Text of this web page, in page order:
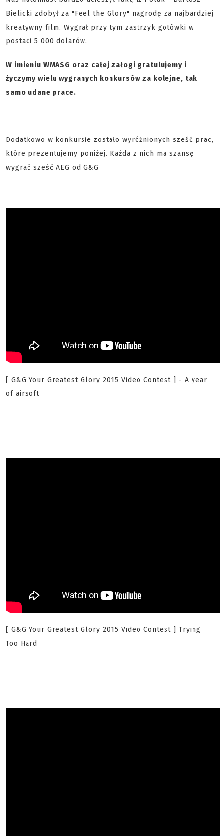
Bielicki zdobył za "Feel the Glory" nagrodę za najbardziej
kreatywny film. Wygrał przy tym zastrzyk gotówki w
postaci 5 000 dolarów.
W imieniu WMASG oraz całej załogi gratulujemy i
życzymy wielu wygranych konkursów za kolejne, tak
samo udane prace.
Dodatkowo w konkursie zostało wyróżnionych sześć prac,
które prezentujemy poniżej. Każda z nich ma szansę
wygrać sześć AEG od G&G
[ G&G Your Greatest Glory 2015 Video Contest ] - A year
of airsoft
[ G&G Your Greatest Glory 2015 Video Contest ] Trying
Too Hard